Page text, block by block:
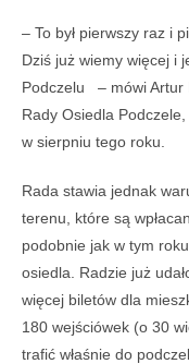
– To był pierwszy raz i
Dziś już wiemy więcej i
Podczelu – mówi Artur
Rady Osiedla
w sierpniu tego roku.
Rada stawia jednak
terenu, które są
podobnie jak w tym
osiedla. Radzie już
więcej biletów dla
180 wejściówek (o 30
trafić właśnie do